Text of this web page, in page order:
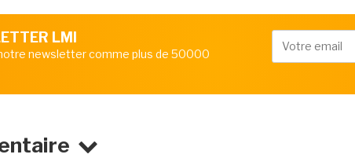
LMI
newsletter comme plus de 50000